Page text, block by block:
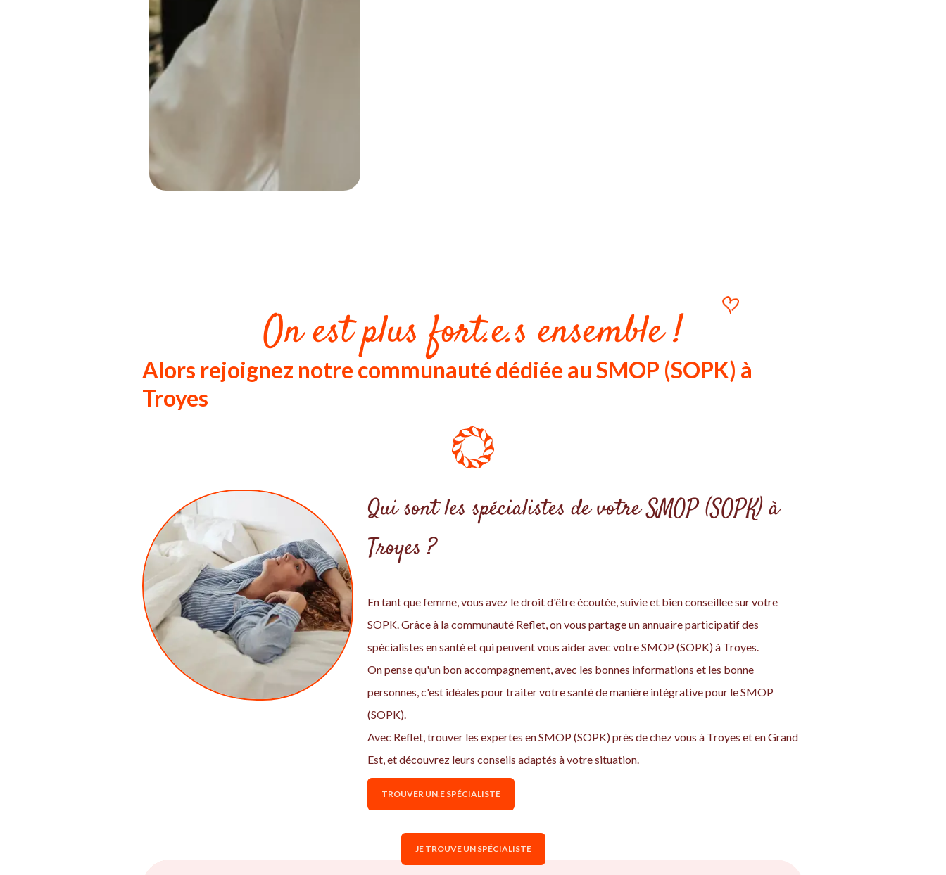
On est plus fort.e.s ensemble !
Alors rejoignez notre communauté dédiée au SMOP (SOPK) à
Troyes
Qui sont les spécialistes de votre SMOP (SOPK) à
Troyes ?
En tant que femme, vous avez le droit d'être écoutée, suivie et bien conseillee sur votre
SOPK. Grâce à la communauté Reflet, on vous partage un annuaire participatif des
spécialistes en santé et qui peuvent vous aider avec votre SMOP (SOPK) à Troyes.
On pense qu'un bon accompagnement, avec les bonnes informations et les bonne
personnes, c'est idéales pour traiter votre santé de manière intégrative pour le SMOP
(SOPK).
Avec Reflet, trouver les expertes en SMOP (SOPK) près de chez vous à Troyes et en Grand
Est, et découvrez leurs conseils adaptés à votre situation.
TROUVER UN.E SPÉCIALISTE
JE TROUVE UN SPÉCIALISTE